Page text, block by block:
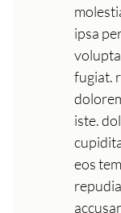
ipsa
fugiat.
iste.
eos